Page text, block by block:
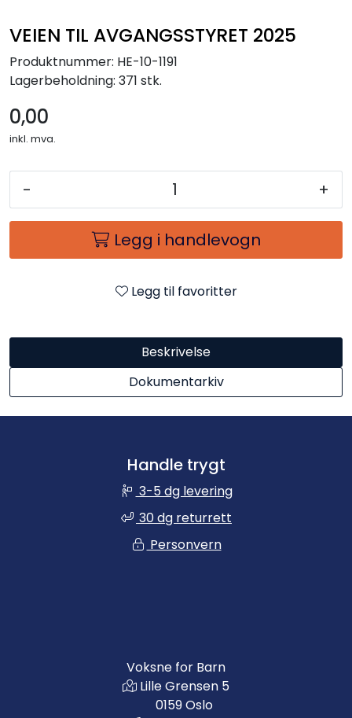
VEIEN TIL AVGANGSSTYRET 2025
Produktnummer: HE-10-1191
Lagerbeholdning: 371 stk.
0,00
inkl. mva.
- +
Legg i handlevogn
Legg til favoritter
Beskrivelse
Dokumentarkiv
Voksne for Barn
Lille Grensen 5
0159 Oslo
Handle trygt
3-5 dg levering
30 dg returrett
Personvern